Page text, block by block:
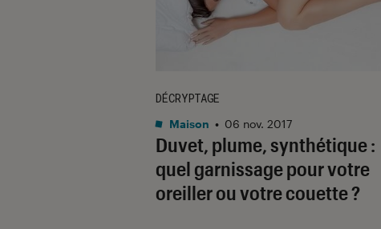
Duvet, plume, synthétique :
quel garnissage pour votre
oreiller ou votre couette ?
DÉCRYPTAGE
Maison • 06 nov. 2017